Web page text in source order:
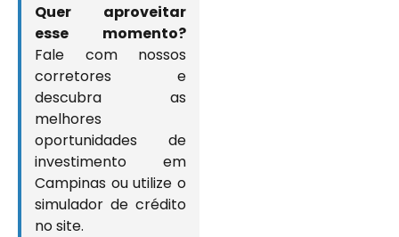
Quer aproveitar
esse momento?
Fale com nossos
corretores e
descubra as
melhores
oportunidades de
investimento em
Campinas ou utilize o
simulador de crédito
no site.